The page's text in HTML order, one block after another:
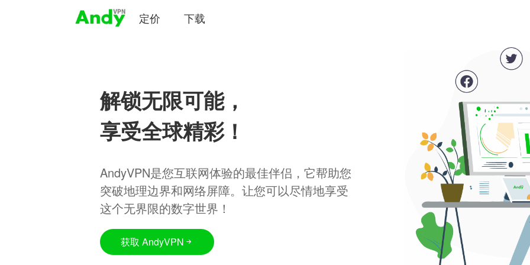
定价 下载
解锁无限可能，
享受全球精彩！
AndyVPN是您互联网体验的最佳伴侣，它帮助您
突破地理边界和网络屏障。让您可以尽情地享受
这个无界限的数字世界！
获取 AndyVPN